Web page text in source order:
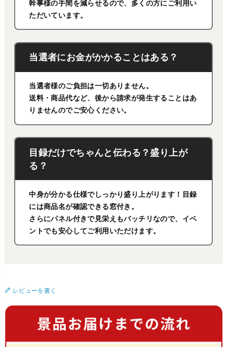
幹事様の手間を減らせるので、多くの方にご利用い
ただいています。
当選者にお金がかかることはある？
当選者様のご負担は一切ありません。
送料・商品代など、後から請求が発生することはあ
りませんのでご安心ください。
目録だけでちゃんと伝わる？盛り上が
る？
中身が分かる仕様でしっかり盛り上がります！目録
には商品名が確認できる窓付き。
さらにパネル付きで見栄えもバッチリなので、イベ
ントでも安心してご利用いただけます。
レビューを書く